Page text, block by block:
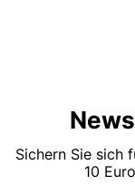
Sichern Sie sich
10